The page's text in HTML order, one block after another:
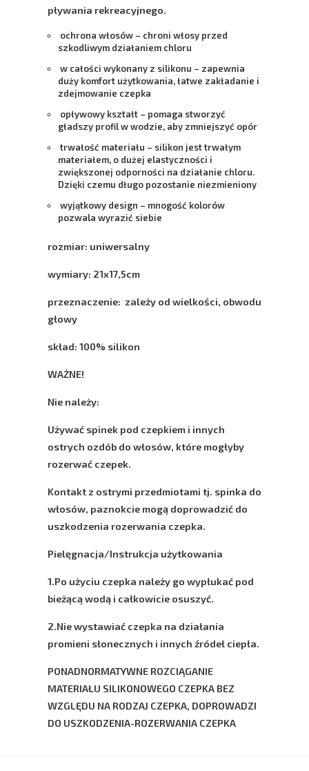
pływania rekreacyjnego.
ochrona włosów – chroni włosy przed
szkodliwym działaniem chloru
w całości wykonany z silikonu – zapewnia
duży komfort użytkowania, łatwe zakładanie i
zdejmowanie czepka
opływowy kształt – pomaga stworzyć
gładszy profil w wodzie, aby zmniejszyć opór
trwałość materiału – silikon jest trwałym
materiałem, o dużej elastyczności i
zwiększonej odporności na działanie chloru.
Dzięki czemu długo pozostanie niezmieniony
wyjątkowy design – mnogość kolorów
pozwala wyrazić siebie
rozmiar: uniwersalny
wymiary: 21x17,5cm
przeznaczenie: zależy od wielkości, obwodu
głowy
skład: 100% silikon
WAŻNE!
Nie należy:
Używać spinek pod czepkiem i innych
ostrych ozdób do włosów, które mogłyby
rozerwać czepek.
Kontakt z ostrymi przedmiotami tj. spinka do
włosów, paznokcie mogą doprowadzić do
uszkodzenia rozerwania czepka.
Pielęgnacja/Instrukcja użytkowania
1.Po użyciu czepka należy go wypłukać pod
bieżącą wodą i całkowicie osuszyć.
2.Nie wystawiać czepka na działania
promieni słonecznych i innych źródeł ciepła.
PONADNORMATYWNE ROZCIĄGANIE
MATERIAŁU SILIKONOWEGO CZEPKA BEZ
WZGLĘDU NA RODZAJ CZEPKA, DOPROWADZI
DO USZKODZENIA-ROZERWANIA CZEPKA